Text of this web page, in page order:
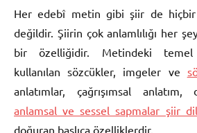
Her edebî metin gibi şiir de hiçbir
değildir. Şiirin çok anlamlılığı her
bir özelliğidir. Metindeki temel
kullanılan sözcükler, imgeler ve
anlatımlar, çağrışımsal anlatım,
anlamsal ve sessel sapmalar şiir
doğuran başlıca özelliklerdir.